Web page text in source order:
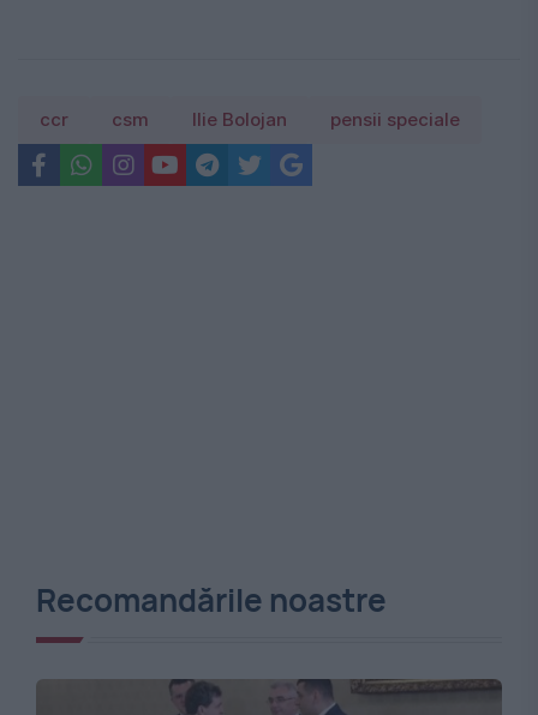
ccr csm Ilie Bolojan pensii speciale
Recomandările noastre